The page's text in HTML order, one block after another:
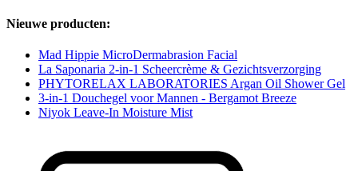
Nieuwe producten:
Mad Hippie MicroDermabrasion Facial
La Saponaria 2-in-1 Scheercrème & Gezichtsverzorging
PHYTORELAX LABORATORIES Argan Oil Shower Gel
3-in-1 Douchegel voor Mannen - Bergamot Breeze
Niyok Leave-In Moisture Mist